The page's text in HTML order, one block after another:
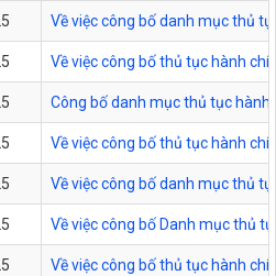
Về việc công bố danh mục thủ
Về việc công bố thủ tục hành
Công bố danh mục thủ tục
Về việc công bố thủ tục hành
Về việc công bố danh mục thủ
Về việc công bố Danh mục thủ
Về việc công bố thủ tục hành